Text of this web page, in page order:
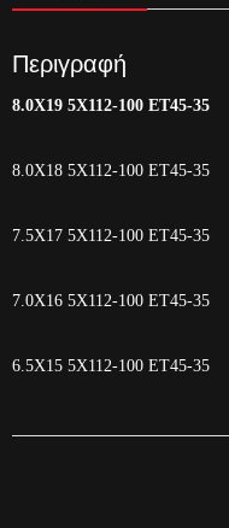
Περιγραφή
8.0X19 5X112-100 ET45-35
8.0X18 5X112-100 ET45-35
7.5X17 5X112-100 ET45-35
7.0X16 5X112-100 ET45-35
6.5X15 5X112-100 ET45-35